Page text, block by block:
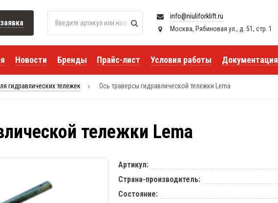
info@niuliforklift.ru
Москва, Рябиновая ул., д. 51, стр. 1
Новости Бренды Прайс-лист Условия работы Документация
гидравлических тележек Ось траверсы гидравлической тележки Lema
тележки Lema
Артикул:
Страна-производитель:
Состояние: